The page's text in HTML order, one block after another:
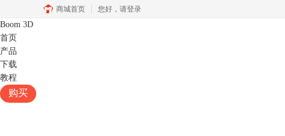
商城首页 您好， 请登录
Boom 3D
首页
产品
下载
教程
购买